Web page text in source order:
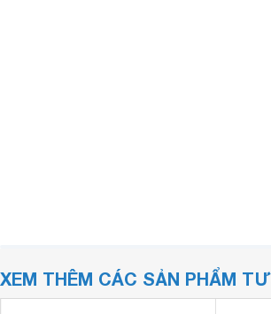
XEM THÊM CÁC SẢN PHẨM